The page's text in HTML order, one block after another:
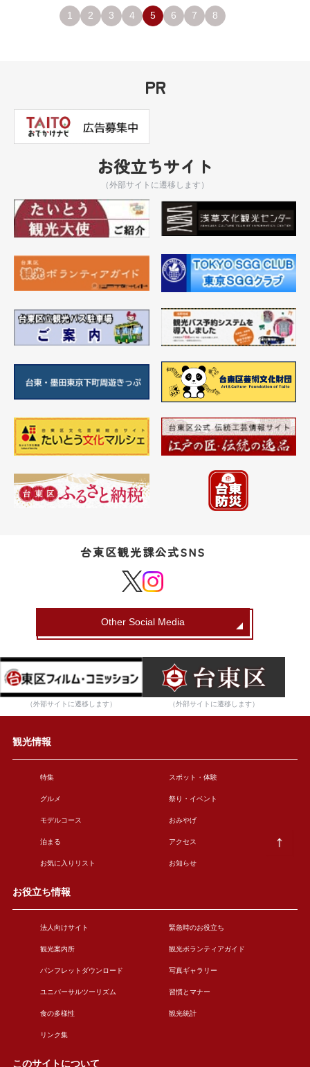
1 2 3 4 5 6 7 8
PR
お役立ちサイト
（外部サイトに遷移します）
台東区観光課公式SNS
Other Social Media
（外部サイトに遷移します） （外部サイトに遷移します）
観光情報
特集 スポット・体験
グルメ 祭り・イベント
モデルコース おみやげ
泊まる アクセス
お気に入りリスト お知らせ
お役立ち情報
法人向けサイト 緊急時のお役立ち
観光案内所 観光ボランティアガイド
パンフレットダウンロード 写真ギャラリー
ユニバーサルツーリズム 習慣とマナー
食の多様性 観光統計
リンク集
このサイトについて